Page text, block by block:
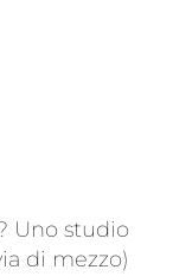
Uno studio
di mezzo)